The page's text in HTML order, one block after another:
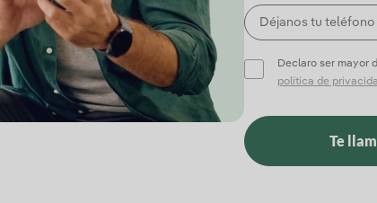
Declaro ser mayor
política de
Te